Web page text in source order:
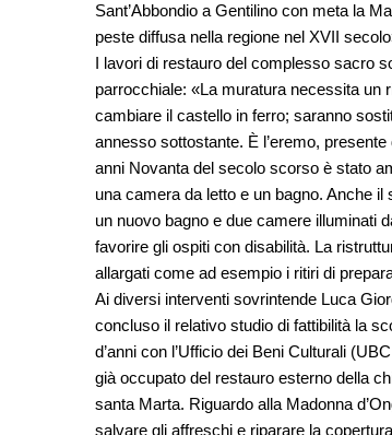
Sant’Abbondio a Gentilino con meta la
peste diffusa nella regione nel XVII
I lavori di restauro del complesso sacro
parrocchiale: «La muratura necessita un
cambiare il castello in ferro; saranno
annesso sottostante. È l’eremo,
anni Novanta del secolo scorso è stato
una camera da letto e un bagno. Anche
un nuovo bagno e due camere illuminati
favorire gli ospiti con disabilità. La
allargati come ad esempio i ritiri di
Ai diversi interventi sovrintende Luca
concluso il relativo studio di fattibilità la
d’anni con l’Ufficio dei Beni Culturali
già occupato del restauro esterno della
santa Marta. Riguardo alla Madonna
salvare gli affreschi e riparare la